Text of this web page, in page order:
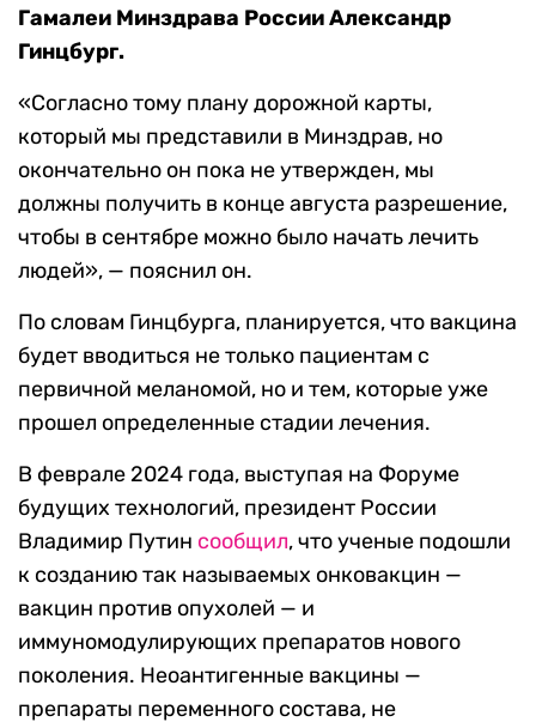
Гамалеи Минздрава России Александр
Гинцбург.
«Согласно тому плану дорожной карты,
который мы представили в Минздрав, но
окончательно он пока не утвержден, мы
должны получить в конце августа разрешение,
чтобы в сентябре можно было начать лечить
людей», — пояснил он.
По словам Гинцбурга, планируется, что вакцина
будет вводиться не только пациентам с
первичной меланомой, но и тем, которые уже
прошел определенные стадии лечения.
В феврале 2024 года, выступая на Форуме
будущих технологий, президент России
Владимир Путин сообщил, что ученые подошли
к созданию так называемых онковакцин —
вакцин против опухолей — и
иммуномодулирующих препаратов нового
поколения. Неоантигенные вакцины —
препараты переменного состава, не